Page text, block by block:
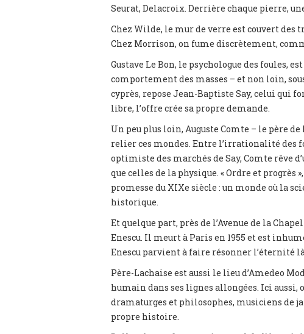
Seurat, Delacroix. Derrière chaque pierre,
Chez Wilde, le mur de verre est couvert des
Chez Morrison, on fume discrètement,
Gustave Le Bon, le psychologue des foules,
comportement des masses – et non loin,
cyprès, repose Jean-Baptiste Say, celui qui
libre, l’offre crée sa propre demande.
Un peu plus loin, Auguste Comte – le père
relier ces mondes. Entre l’irrationalité des
optimiste des marchés de Say, Comte rêve
que celles de la physique. « Ordre et
promesse du XIXe siècle : un monde où la
historique.
Et quelque part, près de l’Avenue de la
Enescu. Il meurt à Paris en 1955 et est
Enescu parvient à faire résonner l’éternité
Père-Lachaise est aussi le lieu d’Amedeo
humain dans ses lignes allongées. Ici aussi,
dramaturges et philosophes, musiciens de
propre histoire.